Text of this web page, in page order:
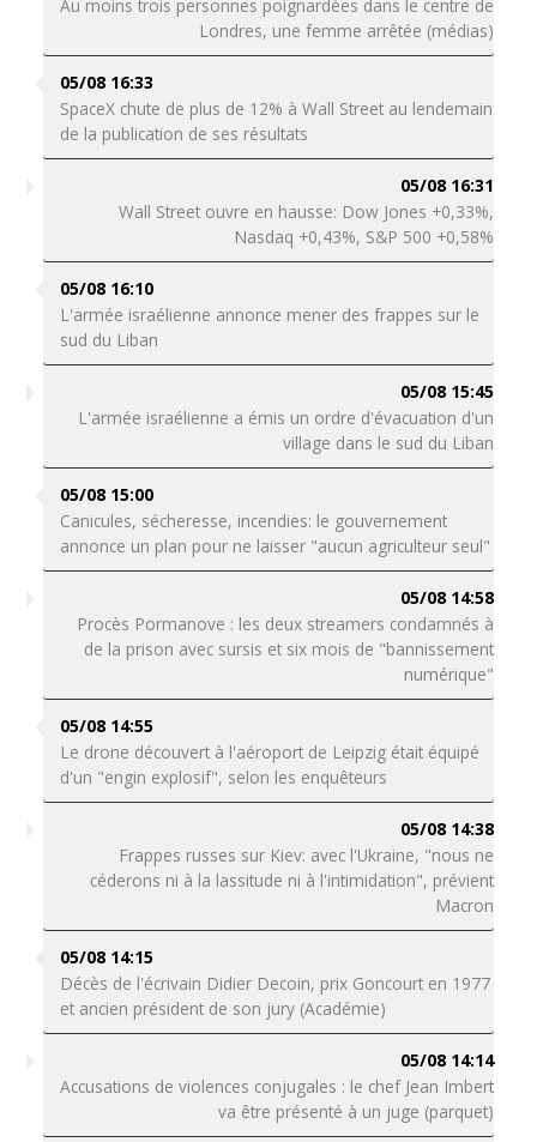
Au moins trois personnes poignardées dans le centre de
Londres, une femme arrêtée (médias)
05/08 16:33
SpaceX chute de plus de 12% à Wall Street au lendemain
de la publication de ses résultats
05/08 16:31
Wall Street ouvre en hausse: Dow Jones +0,33%,
Nasdaq +0,43%, S&P 500 +0,58%
05/08 16:10
L'armée israélienne annonce mener des frappes sur le
sud du Liban
05/08 15:45
L'armée israélienne a émis un ordre d'évacuation d'un
village dans le sud du Liban
05/08 15:00
Canicules, sécheresse, incendies: le gouvernement
annonce un plan pour ne laisser "aucun agriculteur seul"
05/08 14:58
Procès Pormanove : les deux streamers condamnés à
de la prison avec sursis et six mois de "bannissement
numérique"
05/08 14:55
Le drone découvert à l'aéroport de Leipzig était équipé
d'un "engin explosif", selon les enquêteurs
05/08 14:38
Frappes russes sur Kiev: avec l'Ukraine, "nous ne
céderons ni à la lassitude ni à l'intimidation", prévient
Macron
05/08 14:15
Décès de l'écrivain Didier Decoin, prix Goncourt en 1977
et ancien président de son jury (Académie)
05/08 14:14
Accusations de violences conjugales : le chef Jean Imbert
va être présenté à un juge (parquet)